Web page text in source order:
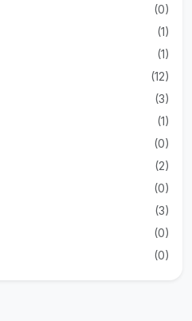
(0)
(1)
(1)
(12)
(3)
(1)
(0)
(2)
(0)
(3)
(0)
(0)